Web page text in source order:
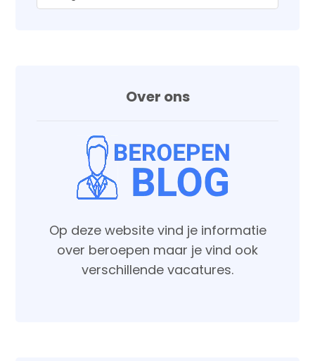
Over ons
Op deze website vind je informatie
over beroepen maar je vind ook
verschillende vacatures.